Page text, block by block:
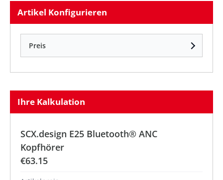
Artikel Konfigurieren
Preis
Ihre Kalkulation
SCX.design E25 Bluetooth® ANC
Kopfhörer
€63.15